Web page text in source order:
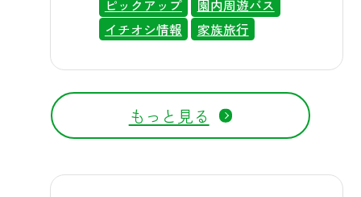
お土産もお楽しみに サファリ見学の
あとは、レストラン「サバンナ」や
ファストフード「オークウッド」で
動物をイメージしたお食事をお楽し
みいただけます。売店「マルシェ」
では群馬サファリパークならではの
利用にあたって 本ウィークをご利用
あることを証明できる書類のご提示
をお願いいたします。健康保険証や
運転免許証、マイナンバーカードな
ど、住所が確認できるものをご準備
ください。なお、ご提示は代表者の
も、当園でのサファリ体験をより気
ました。お出かけ前にぜひ確認して
いただきたい無料送迎バス運行ダイ
ヤをご紹介いたします。 📅 運行期間
2026年8月1日（土）から9月27日
ピックアップ
園内周遊バス
イチオシ情報
家族旅行
もっと見る